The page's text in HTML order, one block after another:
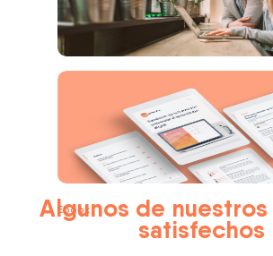
Blog
Ebook
Algunos de
satisfechos